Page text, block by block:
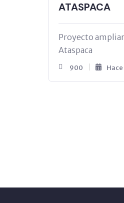
ATASPACA
Proyecto
Ataspaca
900